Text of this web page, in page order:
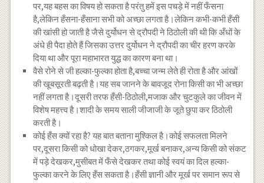
पर,यह बहस का विषय हो सकता है परंतु हमें इस पचड़े में नहीं फँसना
है,लेकिन हँसना-हँसाना सभी को अच्छा लगता है।लेकिन कभी-कभी हँसी
की खांसी हो जाती है जैसे दुर्योधन से द्रौपदी ने ठिठोली की थी कि अँधों के
अंधे ही पैदा होते हैं जिसका उत्तर दुर्योधन ने द्रौपदी का चीर हरण करके
दिया था और पूरा महाभारत युद्ध का कारण बना था।
वैसे रोने से जी हल्का-फुल्का होता है,बच्चा जन्म लेते ही रोता है और आंखों
की खूबसूरती बढ़ती है।यह सब जानने के बावजूद रोना किसी का भी अच्छा
नहीं लगता है।दूसरी तरफ हँसी-ठिठोली,मजाक और चुटकुले का जीवन में
विशेष महत्त्व है।शादी के समय साली जीजाजी के जूते छुपा कर ठिठोली
करती है।
कोई हँस क्यों रहा है? यह बात बताना मुश्किल है।कोई सफलता मिलने
पर,दूसरा किसी को धोखा देकर,ठगकर,मूर्ख बनाकर,अन्य किसी को संकट
में पड़े देखकर,मुसीबत में फँसे देखकर तथा कोई स्वयं का दिल हल्का-
फुल्का करने के लिए हँस सकता है।हँसी ज्ञानी और मूर्ख पर समान रूप से